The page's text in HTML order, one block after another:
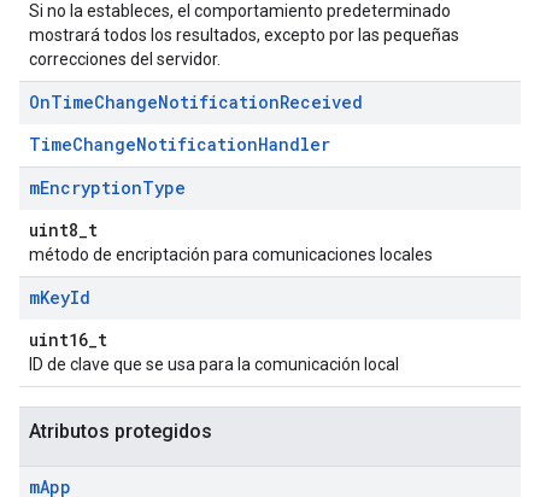
Si no la estableces, el comportamiento predeterminado
mostrará todos los resultados, excepto por las pequeñas
correcciones del servidor.
OnTimeChangeNotificationReceived
TimeChangeNotificationHandler
mEncryptionType
uint8_t
método de encriptación para comunicaciones locales
mKeyId
uint16_t
ID de clave que se usa para la comunicación local
Atributos protegidos
mApp